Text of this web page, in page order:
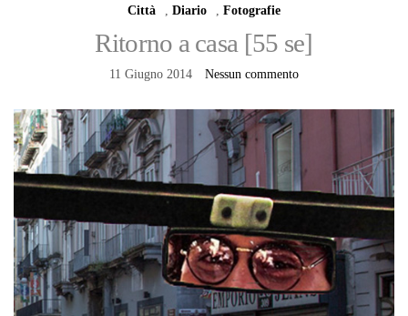
Città , Diario , Fotografie
Ritorno a casa [55 se]
11 Giugno 2014 Nessun commento